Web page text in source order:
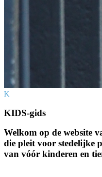
K
KIDS-gids
Welkom op de website
die pleit voor stedelijke
van vóór kinderen en